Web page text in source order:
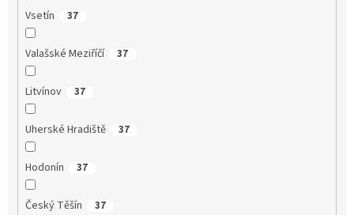
Vsetín 37
Valašské Meziříčí 37
Litvínov 37
Uherské Hradiště 37
Hodonín 37
Český Těšín 37